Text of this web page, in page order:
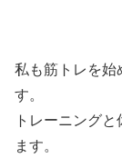
私も筋トレを始
す。
トレーニング
ます。